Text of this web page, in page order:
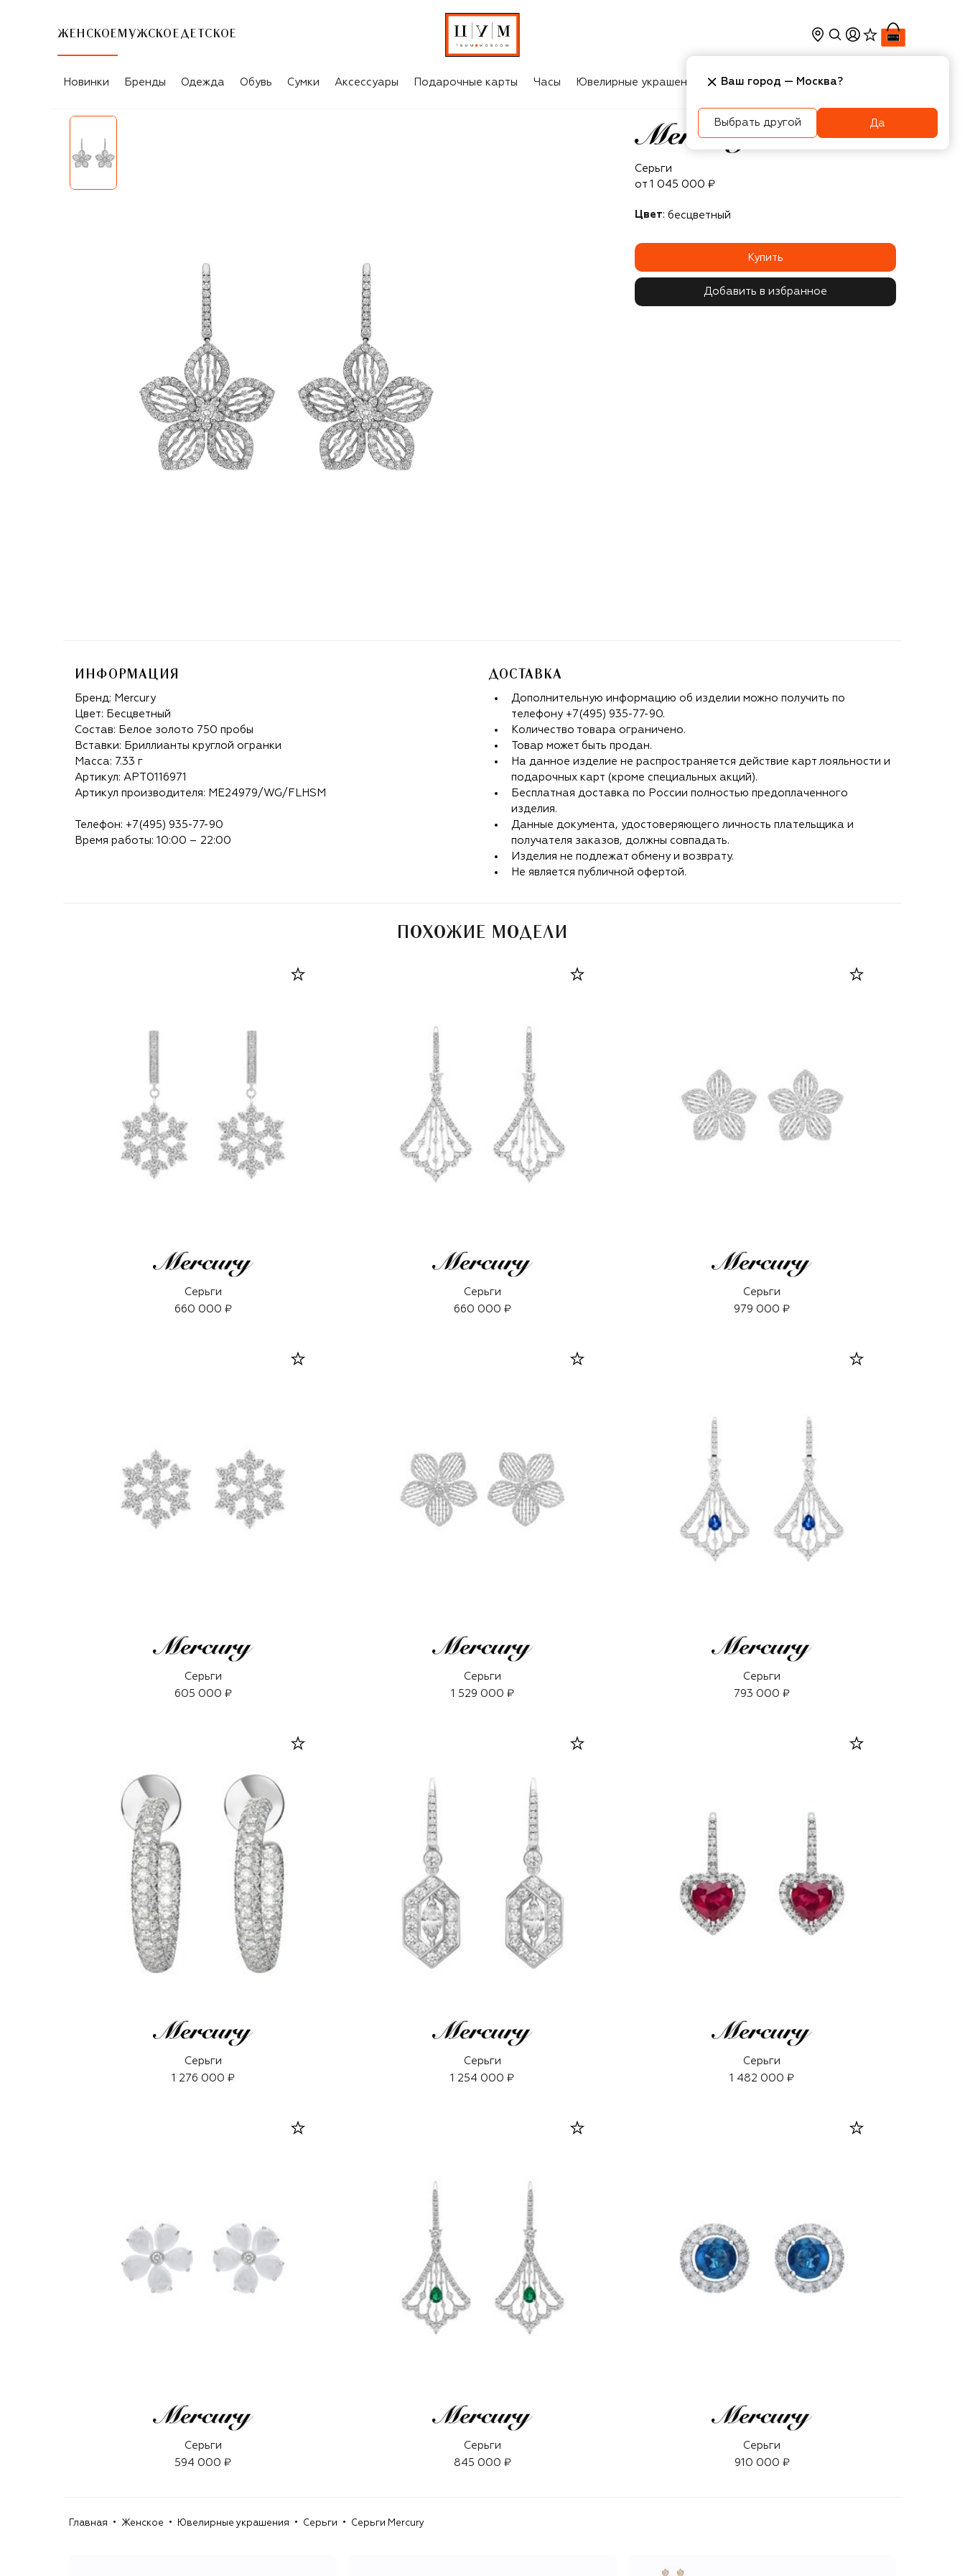
ЖЕНСКОЕ МУЖСКОЕ ДЕТСКОЕ
Новинки Бренды Одежда Обувь Сумки Аксессуары Подарочные карты Часы Ювелирные украшения Косметика Интерьер
Mercury
Серьги
от 1 045 000 ₽
Цвет: бесцветный
Купить
Добавить в избранное
ИНФОРМАЦИЯ
Бренд: Mercury
Цвет: Бесцветный
Состав: Белое золото 750 пробы
Вставки: Бриллианты круглой огранки
Масса: 7.33 г
Артикул: APT0116971
Артикул производителя: ME24979/WG/FLHSM
Телефон: +7(495) 935-77-90
Время работы: 10:00 – 22:00
ДОСТАВКА
Дополнительную информацию об изделии можно получить по
телефону +7(495) 935-77-90.
Количество товара ограничено.
Товар может быть продан.
На данное изделие не распространяется действие карт лояльности и
подарочных карт (кроме специальных акций).
Бесплатная доставка по России полностью предоплаченного
изделия.
Данные документа, удостоверяющего личность плательщика и
получателя заказов, должны совпадать.
Изделия не подлежат обмену и возврату.
Не является публичной офертой.
ПОХОЖИЕ МОДЕЛИ
Серьги
660 000 ₽
Серьги
660 000 ₽
Серьги
979 000 ₽
Серьги
605 000 ₽
Серьги
1 529 000 ₽
Серьги
793 000 ₽
Серьги
1 276 000 ₽
Серьги
1 254 000 ₽
Серьги
1 482 000 ₽
Серьги
594 000 ₽
Серьги
845 000 ₽
Серьги
910 000 ₽
Главная Женское Ювелирные украшения Серьги Серьги Mercury
Ваш город — Москва?
Выбрать другой Да